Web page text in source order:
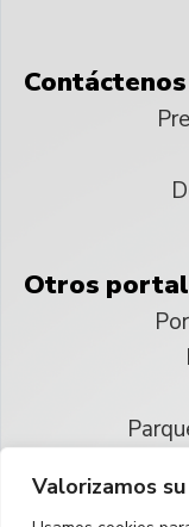
Valorizamos
Contáctenos
Otros